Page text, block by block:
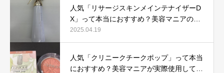
人気「リサージスキンメインテナイザーD
X」って本当におすすめ？美容マニアの私
が実際使用して、口コミを検証！
2025.04.19
人気「クリニークチークポップ」って本当
におすすめ？美容マニアが実際使用して口